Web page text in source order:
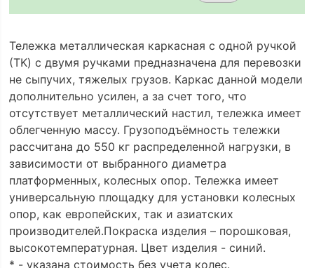
Тележка металлическая каркасная с одной ручкой
(ТK) с двумя ручками предназначена для перевозки
не сыпучих, тяжелых грузов. Каркас данной модели
дополнительно усилен, а за счет того, что
отсутствует металлический настил, тележка имеет
облегченную массу. Грузоподъёмность тележки
рассчитана до 550 кг распределенной нагрузки, в
зависимости от выбранного диаметра
платформенных, колесных опор. Тележка имеет
универсальную площадку для установки колесных
опор, как европейских, так и азиатских
производителей.Покраска изделия – порошковая,
высокотемпературная. Цвет изделия - синий.
* - указана стоимость без учета колес.